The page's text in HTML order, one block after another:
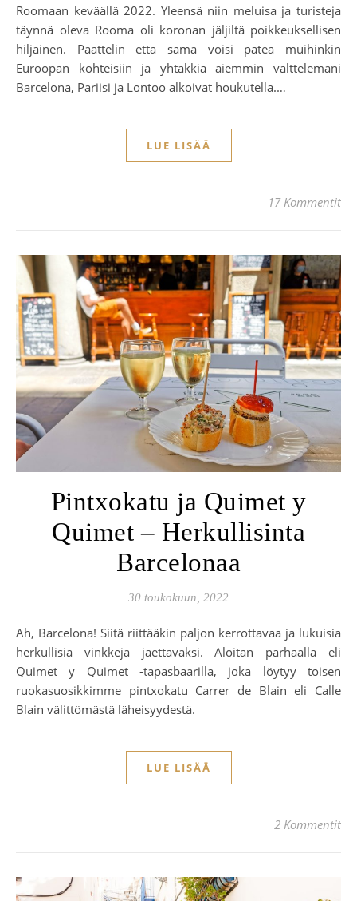
Roomaan keväällä 2022. Yleensä niin meluisa ja turisteja
täynnä oleva Rooma oli koronan jäljiltä poikkeuksellisen
hiljainen. Päättelin että sama voisi päteä muihinkin
Euroopan kohteisiin ja yhtäkkiä aiemmin välttelemäni
Barcelona, Pariisi ja Lontoo alkoivat houkutella.…
LUE LISÄÄ
17 Kommentit
Pintxokatu ja Quimet y
Quimet – Herkullisinta
Barcelonaa
30 toukokuun, 2022
Ah, Barcelona! Siitä riittääkin paljon kerrottavaa ja lukuisia
herkullisia vinkkejä jaettavaksi. Aloitan parhaalla eli
Quimet y Quimet -tapasbaarilla, joka löytyy toisen
ruokasuosikkimme pintxokatu Carrer de Blain eli Calle
Blain välittömästä läheisyydestä.
LUE LISÄÄ
2 Kommentit